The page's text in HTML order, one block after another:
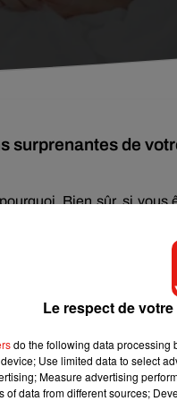
surprenantes de
Bien sûr, si vous
courant et normal de
nos habitudes
au régime, vous
une alimentation trop
ce qui engendrera
vos talons sont eux
les muscles du
Le respect de
do the following data processing
Use limited data to select
Measure advertising
of data from different sources;